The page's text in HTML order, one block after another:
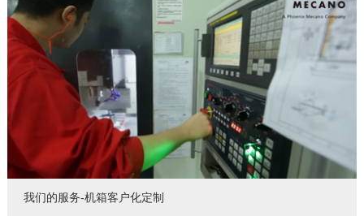
我们的服务-机箱客户化定制